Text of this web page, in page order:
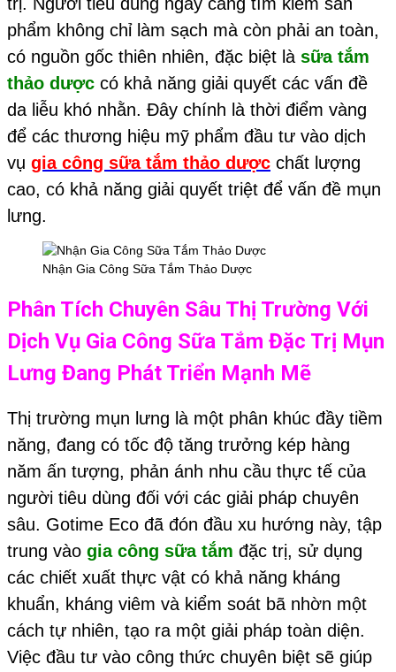
phẩm không chỉ làm sạch mà còn phải an toàn,
có nguồn gốc thiên nhiên, đặc biệt là sữa tắm
thảo dược có khả năng giải quyết các vấn đề
da liễu khó nhằn. Đây chính là thời điểm vàng
để các thương hiệu mỹ phẩm đầu tư vào dịch
vụ gia công sữa tắm thảo dược chất lượng
cao, có khả năng giải quyết triệt để vấn đề mụn
lưng.
Nhận Gia Công Sữa Tắm Thảo Dược
Phân Tích Chuyên Sâu Thị Trường Với
Dịch Vụ Gia Công Sữa Tắm Đặc Trị Mụn
Lưng Đang Phát Triển Mạnh Mẽ
Thị trường mụn lưng là một phân khúc đầy tiềm
năng, đang có tốc độ tăng trưởng kép hàng
năm ấn tượng, phản ánh nhu cầu thực tế của
người tiêu dùng đối với các giải pháp chuyên
sâu. Gotime Eco đã đón đầu xu hướng này, tập
trung vào gia công sữa tắm đặc trị, sử dụng
các chiết xuất thực vật có khả năng kháng
khuẩn, kháng viêm và kiểm soát bã nhờn một
cách tự nhiên, tạo ra một giải pháp toàn diện.
Việc đầu tư vào công thức chuyên biệt sẽ giúp